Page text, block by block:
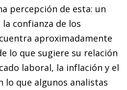
percepción de esta: un
la confianza de los
aproximadamente
lo que sugiere su relación
laboral, la inflación y el
lo que algunos analistas